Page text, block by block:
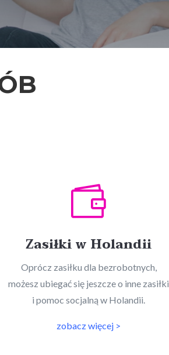

Zasiłki w Holandii
Oprócz zasiłku dla bezrobotnych,
możesz ubiegać się jeszcze o inne zasiłki
i pomoc socjalną w Holandii.
zobacz więcej >